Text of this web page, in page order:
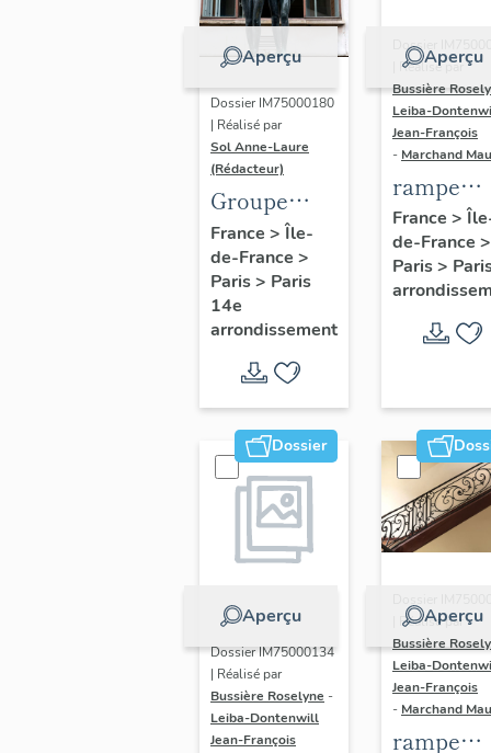
Aperçu
Dossier IM75000180
| Réalisé par
Sol Anne-Laure
(Rédacteur)
Groupe
sculpté :
Les
Adolescents
France > Île-
de-France >
Paris> Paris
14e
arrondissement
Aperçu
Dossier
| Réalisé par
Bussière
Leiba-
Jean-François
- Marchand
rampe
d'appui,
escalier
l' hôtel
(non
France >
de-France >
Paris>
Dossier
Aperçu
Dossier IM75000134
| Réalisé par
Bussière Roselyne -
Leiba-Dontenwill
Jean-François
Aperçu
| Réalisé par
Bussière
Leiba-
Jean-François
- Marchand
rampe